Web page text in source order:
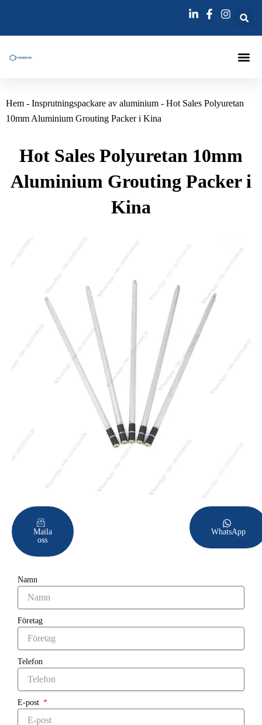
内
Hem - Insprutningspackare av aluminium - Hot Sales Polyuretan
10mm Aluminium Grouting Packer i Kina
Hot Sales Polyuretan 10mm
Aluminium Grouting Packer i
Kina
Maila
oss
WhatsApp
Namn
Företag
Telefon
E-post